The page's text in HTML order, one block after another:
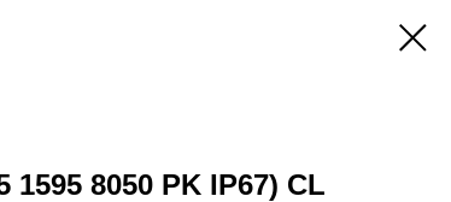
1595 8050 PK IP67) CL